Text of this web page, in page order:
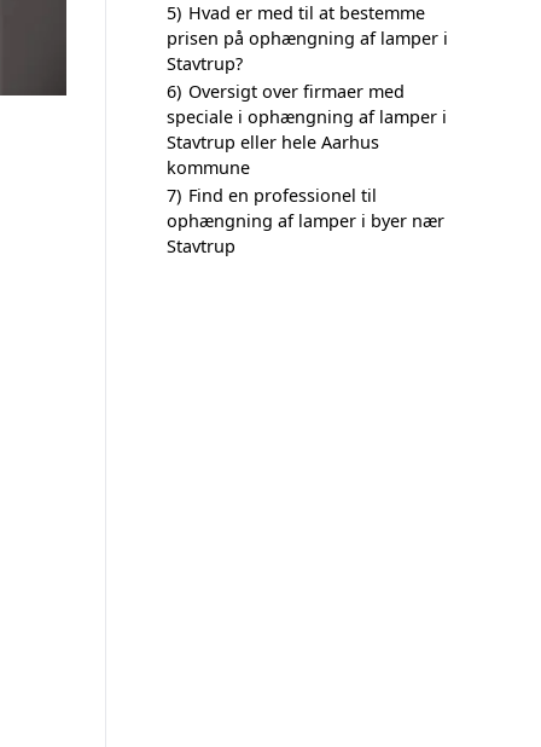
5) Hvad er med til at bestemme
prisen på ophængning af lamper i
Stavtrup?
6) Oversigt over firmaer med
speciale i ophængning af lamper i
Stavtrup eller hele Aarhus
kommune
7) Find en professionel til
ophængning af lamper i byer nær
Stavtrup